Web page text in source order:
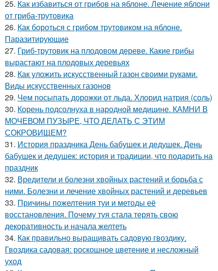
25. Как избавиться от грибов на яблоне. Лечение яблони
от гриба-трутовика
26. Как бороться с грибом трутовиком на яблоне.
Паразитирующие
27. Гриб-трутовик на плодовом дереве. Какие грибы
вырастают на плодовых деревьях
28. Как уложить искусственный газон своими руками.
Виды искусственных газонов
29. Чем посыпать дорожки от льда. Хлорид натрия (соль)
30. Корень подсолнуха в народной медицине. КАМНИ В
МОЧЕВОМ ПУЗЫРЕ, ЧТО ДЕЛАТЬ С ЭТИМ
СОКРОВИЩЕМ?
31. История праздника День бабушек и дедушек. День
бабушек и дедушек: история и традиции, что подарить на
праздник
32. Вредители и болезни хвойных растений и борьба с
ними. Болезни и лечение хвойных растений и деревьев
33. Причины пожелтения туи и методы её
восстановления. Почему туя стала терять свою
декоративность и начала желтеть
34. Как правильно выращивать садовую гвоздику.
Гвоздика садовая: роскошное цветение и несложный
уход